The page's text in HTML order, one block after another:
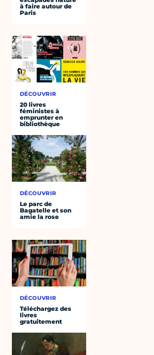
à faire autour de
Paris
DÉCOUVRIR
20 livres
féministes à
emprunter en
bibliothèque
DÉCOUVRIR
Le parc de
Bagatelle et son
amie la rose
DÉCOUVRIR
Téléchargez des
livres
gratuitement